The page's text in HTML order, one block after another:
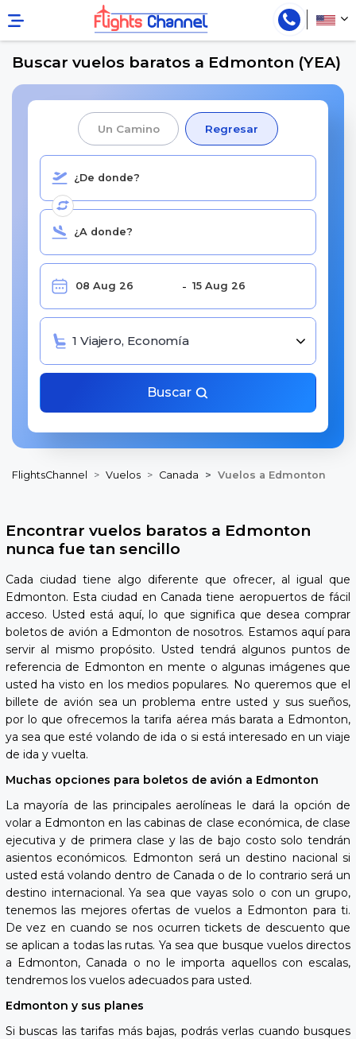
Buscar vuelos baratos a Edmonton (YEA)
Un Camino Regresar
1 Viajero, Economía
Buscar
FlightsChannel Vuelos Canada Vuelos a Edmonton
Encontrar vuelos baratos a Edmonton
nunca fue tan sencillo
Cada ciudad tiene algo diferente que ofrecer, al igual que
Edmonton. Esta ciudad en Canada tiene aeropuertos de fácil
acceso. Usted está aquí, lo que significa que desea comprar
boletos de avión a Edmonton de nosotros. Estamos aquí para
servir al mismo propósito. Usted tendrá algunos puntos de
referencia de Edmonton en mente o algunas imágenes que
usted ha visto en los medios populares. No queremos que el
billete de avión sea un problema entre usted y sus sueños,
por lo que ofrecemos la tarifa aérea más barata a Edmonton,
ya sea que esté volando de ida o si está interesado en un viaje
de ida y vuelta.
Muchas opciones para boletos de avión a Edmonton
La mayoría de las principales aerolíneas le dará la opción de
volar a Edmonton en las cabinas de clase económica, de clase
ejecutiva y de primera clase y las de bajo costo solo tendrán
asientos económicos. Edmonton será un destino nacional si
usted está volando dentro de Canada o de lo contrario será un
destino internacional. Ya sea que vayas solo o con un grupo,
tenemos las mejores ofertas de vuelos a Edmonton para ti.
De vez en cuando se nos ocurren tickets de descuento que
se aplican a todas las rutas. Ya sea que busque vuelos directos
a Edmonton, Canada o no le importa aquellos con escalas,
tendremos los vuelos adecuados para usted.
Edmonton y sus planes
Si buscas las tarifas más bajas, podrás verlas cuando busques